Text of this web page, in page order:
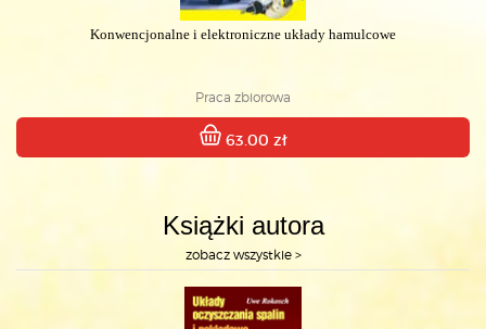
Konwencjonalne i elektroniczne układy hamulcowe
Praca zbiorowa
63.00 zł
Książki autora
zobacz wszystkie >